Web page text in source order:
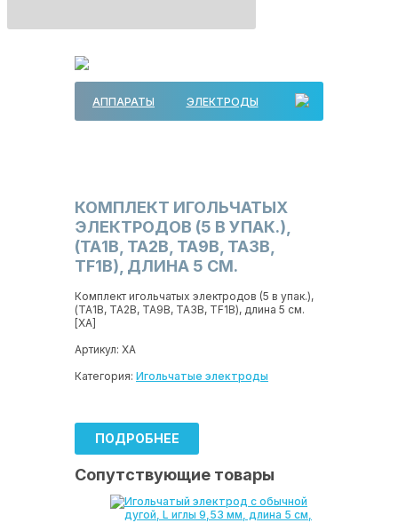
АППАРАТЫ ЭЛЕКТРОДЫ
КОМПЛЕКТ ИГОЛЬЧАТЫХ
ЭЛЕКТРОДОВ (5 В УПАК.),
(ТА1В, ТА2В, ТА9В, ТА3В,
TF1B), ДЛИНА 5 СМ.
Комплект игольчатых электродов (5 в упак.),
(ТА1В, ТА2В, ТА9В, ТА3В, TF1B), длина 5 см.
[XA]
Артикул: XA
Категория: Игольчатые электроды
ПОДРОБНЕЕ
Сопутствующие товары